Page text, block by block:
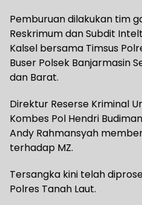
Pemburuan dilakukan tim
Reskrimum dan Subdit
Kalsel bersama Timsus
Buser Polsek Banjarmasin
dan Barat.
Direktur Reserse Kriminal
Kombes Pol Hendri
Andy Rahmansyah
terhadap MZ.
Tersangka kini telah
Polres Tanah Laut.